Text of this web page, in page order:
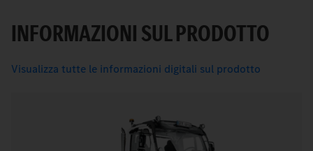
INFORMAZIONI SUL PRODOTTO
Visualizza tutte le informazioni digitali sul prodotto